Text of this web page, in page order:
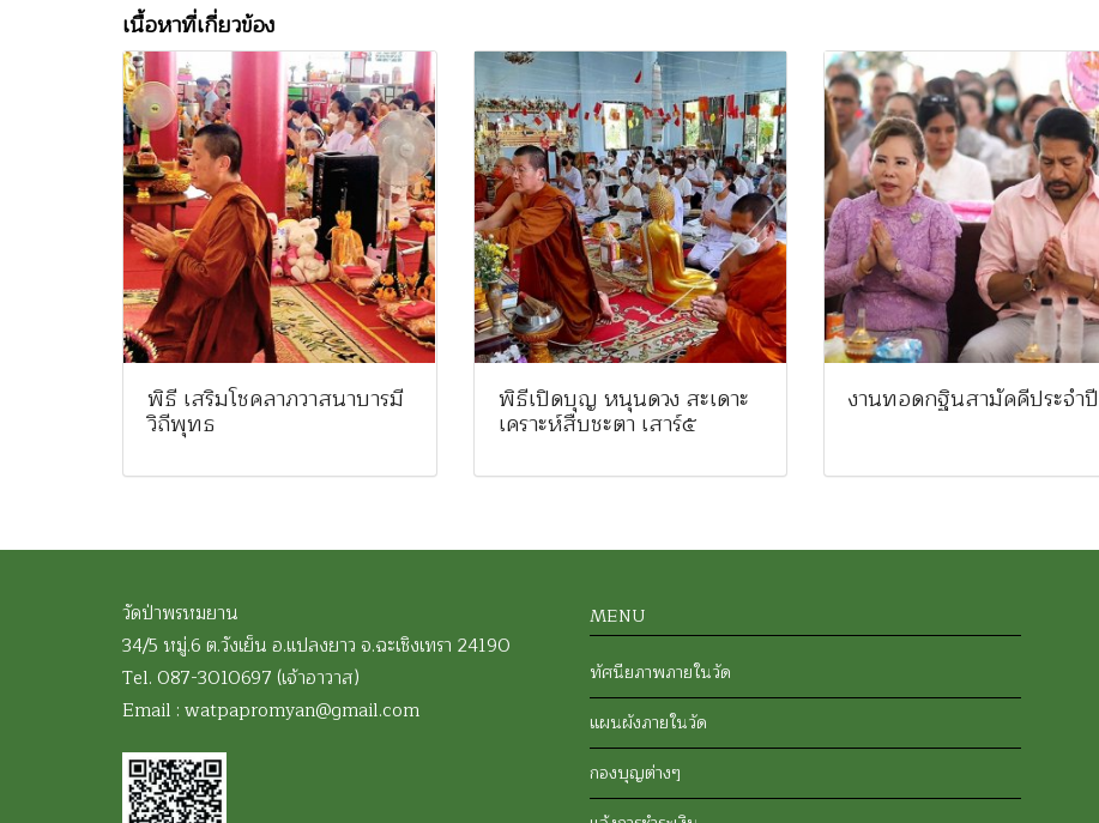
เนื้อหาที่เกี่ยวข้อง
พิธี เสริมโชคลาภวาสนาบารมี
วิถีพุทธ
พิธีเปิดบุญ หนุนดวง สะเดาะ
เคราะห์สืบชะตา เสาร์๕
งานทอดกฐินสามัคคีประจำปี
วัดป่าพรหมยาน
34/5 หมู่.6 ต.วังเย็น อ.แปลงยาว จ.ฉะเชิงเทรา 24190
Tel. 087-3010697 (เจ้าอาวาส)
Email : watpapromyan@gmail.com
MENU
ทัศนียภาพภายในวัด
แผนผังภายในวัด
กองบุญต่างๆ